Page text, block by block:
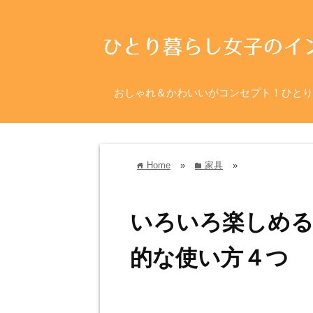
おしゃれ＆かわいいがコンセプト！ひと
home Home » folder 家具 »
いろいろ楽しめ
的な使い方４つ